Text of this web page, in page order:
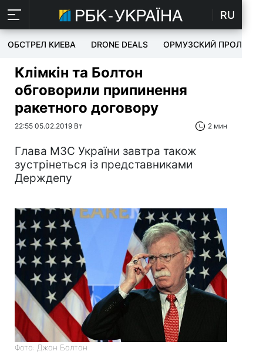
RU
ОБСТРЕЛ КИЕВА DRONE DEALS ОРМУЗСКИЙ ПРОЛИВ
Клімкін та Болтон
обговорили припинення
ракетного договору
22:55 05.02.2019 Вт 2 мин
Глава МЗС України завтра також
зустрінеться із представниками
Держдепу
Фото: Джон Болтон